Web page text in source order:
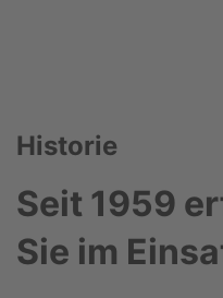
Historie
Seit 1959
Sie im